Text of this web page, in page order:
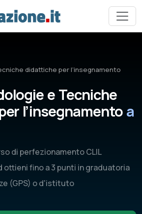
didattiche per l’insegnamento
e Tecniche
l’insegnamento a
di perfezionamento CLIL
ottieni fino a 3 punti in graduatoria
(GPS) o d'istituto